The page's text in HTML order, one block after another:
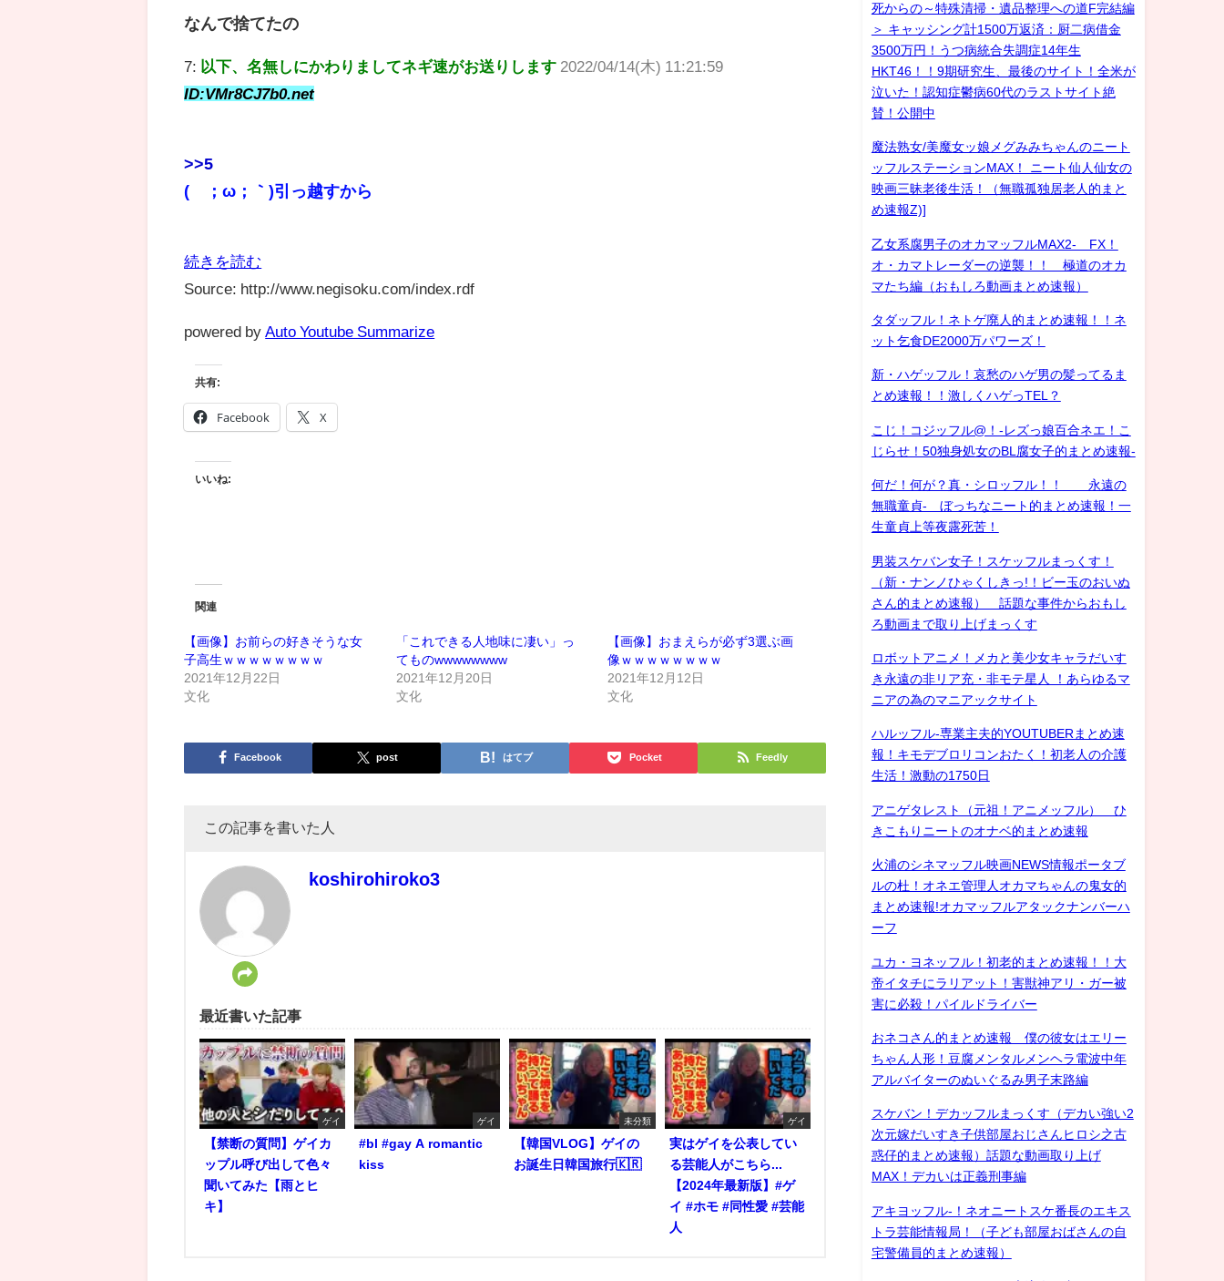
なんで捨てたの
7: 以下、名無しにかわりましてネギ速がお送りします 2022/04/14(木) 11:21:59
ID:VMr8CJ7b0.net
>>5
(´；ω；｀)引っ越すから
続きを読む
Source: http://www.negisoku.com/index.rdf
powered by Auto Youtube Summarize
共有:
Facebook X
いいね:
関連
【画像】お前らの好きそうな女
子高生ｗｗｗｗｗｗｗｗ
2021年12月22日
文化
「これできる人地味に凄い」っ
てものwwwwwwww
2021年12月20日
文化
【画像】おまえらが必ず3選ぶ画
像ｗｗｗｗｗｗｗｗ
2021年12月12日
文化
Facebook post はてブ Pocket Feedly
この記事を書いた人
koshirohiroko3
最近書いた記事
ゲイ
【禁断の質問】ゲイカ
ップル呼び出して色々
聞いてみた【雨とヒ
キ】
ゲイ
#bl #gay A romantic
kiss
未分類
【韓国VLOG】ゲイの
お誕生日韓国旅行🇰🇷
ゲイ
実はゲイを公表してい
る芸能人がこちら...
【2024年最新版】#ゲ
イ #ホモ #同性愛 #芸能
人
死からの～特殊清掃・遺品整理への道F完結編
＞ キャッシング計1500万返済：厨二病借金
3500万円！うつ病統合失調症14年生
HKT46！！9期研究生、最後のサイト！全米が
泣いた！認知症鬱病60代のラストサイト絶
賛！公開中
魔法熟女/美魔女ッ娘メグみみちゃんのニート
ッフルステーションMAX！ ニート仙人仙女の
映画三昧老後生活！（無職孤独居老人的まと
め速報Z)]
乙女系腐男子のオカマッフルMAX2- FX！
オ・カマトレーダーの逆襲！！ 極道のオカ
マたち編（おもしろ動画まとめ速報）
タダッフル！ネトゲ廃人的まとめ速報！！ネ
ット乞食DE2000万パワーズ！
新・ハゲッフル！哀愁のハゲ男の髪ってるま
とめ速報！！激しくハゲっTEL？
こじ！コジッフル@！-レズっ娘百合ネエ！こ
じらせ！50独身処女のBL腐女子的まとめ速報-
何だ！何が？真・シロッフル！！ 永遠の
無職童貞- ぼっちなニート的まとめ速報！一
生童貞上等夜露死苦！
男装スケバン女子！スケッフルまっくす！
（新・ナンノひゃくしきっ!！ビー玉のおいぬ
さん的まとめ速報） 話題な事件からおもし
ろ動画まで取り上げまっくす
ロボットアニメ！メカと美少女キャラだいす
き永遠の非リア充・非モテ星人 ！あらゆるマ
ニアの為のマニアックサイト
ハルッフル-専業主夫的YOUTUBERまとめ速
報！キモデブロリコンおたく！初老人の介護
生活！激動の1750日
アニゲタレスト（元祖！アニメッフル） ひ
きこもりニートのオナベ的まとめ速報
火浦のシネマッフル映画NEWS情報ポータブ
ルの杜！オネエ管理人オカマちゃんの鬼女的
まとめ速報!オカマッフルアタックナンバーハ
ーフ
ユカ・ヨネッフル！初老的まとめ速報！！大
帝イタチにラリアット！害獣神アリ・ガー被
害に必殺！パイルドライバー
おネコさん的まとめ速報 僕の彼女はエリー
ちゃん人形！豆腐メンタルメンヘラ電波中年
アルバイターのぬいぐるみ男子末路編
スケバン！デカッフルまっくす（デカい強い2
次元嫁だいすき子供部屋おじさんヒロシ之古
惑仔的まとめ速報）話題な動画取り上げ
MAX！デカいは正義刑事編
アキヨッフル-！ネオニートスケ番長のエキス
トラ芸能情報局！（子ども部屋おばさんの自
宅警備員的まとめ速報）